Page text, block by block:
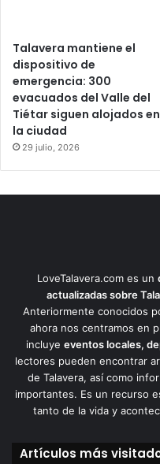
Talavera mantiene el
dispositivo de
emergencia: 300
evacuados del Valle del
Tiétar siguen alojados en
la ciudad
29 julio, 2026
LoveTalavera.com es un
actualizadas sobre
Anteriormente conocidos
ahora nos centramos en
incluye eventos locales,
lectores pueden encontrar
de Talavera, así como
importantes. Es un recurso
tanto de la vida y
Artículos más